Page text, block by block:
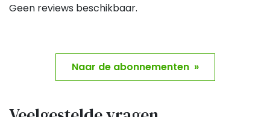
Geen reviews beschikbaar.
Naar de abonnementen »